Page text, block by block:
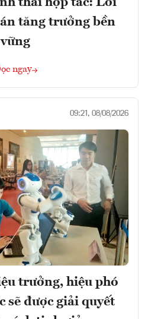
tăng trưởng bền
vững
ngay
09:21, 08/08/2026
trưởng, hiệu phó
sẽ được giải quyết